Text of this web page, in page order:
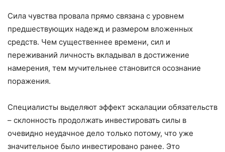
Сила чувства провала прямо связана с уровнем
предшествующих надежд и размером вложенных
средств. Чем существеннее времени, сил и
переживаний личность вкладывал в достижение
намерения, тем мучительнее становится осознание
поражения.
Специалисты выделяют эффект эскалации обязательств
– склонность продолжать инвестировать силы в
очевидно неудачное дело только потому, что уже
значительное было инвестировано ранее. Это